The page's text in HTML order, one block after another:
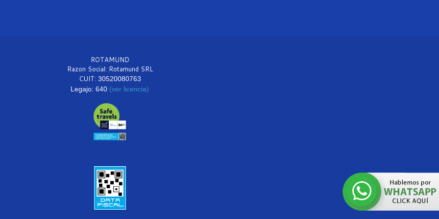
ROTAMUND
Razon Social: Rotamund SRL
CUIT: 30520080763
Legajo: 640 (ver licencia)